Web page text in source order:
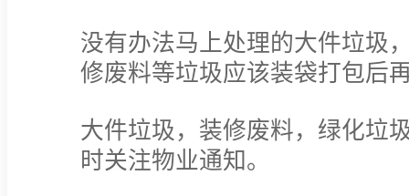
没有办法马上处理的大件垃圾
修废料等垃圾应该装袋打包后
大件垃圾，装修废料，绿化垃
时关注物业通知。